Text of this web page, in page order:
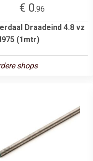
€ 0.96
Draadeind 4.8 vz
(1mtr)
shops